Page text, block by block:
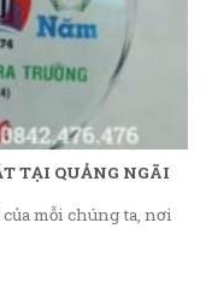
TẠI QUẢNG NGÃI
mỗi chúng ta, nơi